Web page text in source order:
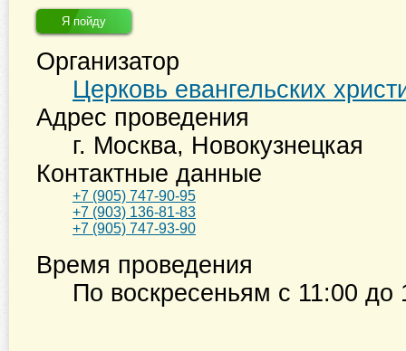
Я пойду
Организатор
Церковь евангельских
Адрес проведения
г. Москва, Новокузнецкая
Контактные данные
+7 (905) 747-90-95
+7 (903) 136-81-83
+7 (905) 747-93-90
Время проведения
По воскресеньям с 11:00 до